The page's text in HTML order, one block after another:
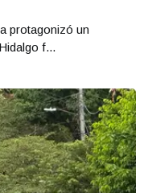
protagonizó un
f...